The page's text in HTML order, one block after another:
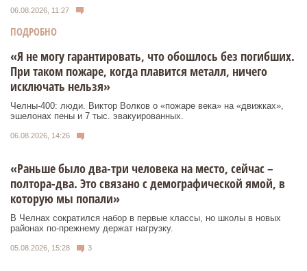
06.08.2026, 11:27
ПОДРОБНО
«Я не могу гарантировать, что обошлось без погибших.
При таком пожаре, когда плавится металл, ничего
исключать нельзя»
Челны-400: люди. Виктор Волков о «пожаре века» на «движках»,
эшелонах пены и 7 тыс. эвакуированных.
06.08.2026, 14:26
«Раньше было два-три человека на место, сейчас –
полтора-два. Это связано с демографической ямой, в
которую мы попали»
В Челнах сократился набор в первые классы, но школы в новых
районах по-прежнему держат нагрузку.
05.08.2026, 15:28 3